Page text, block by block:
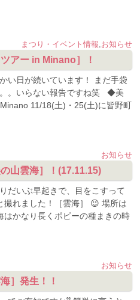
まつり・イベント情報 お知らせ
アー in Minano］！
い日が続いています！ まだ手袋
。いらない報告ですね笑 ◆美
11/18(土)・25(土)に皆野町
お知らせ
山雲海］！(17.11.15)
だいぶ早起きで、目をこすって
れました！［雲海］ 😉 場所は
かなり長くポピーの種まきの時
お知らせ
］発生！！